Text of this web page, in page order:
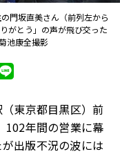
門坂直美さん（前列左から
がとう」の声が飛び交った
池康全撮影
東京都目黒区）前
102年間の営業に幕
出版不況の波には